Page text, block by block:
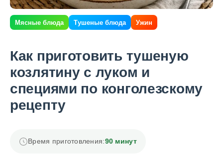
Мясные блюда Тушеные блюда Ужин
Как приготовить тушеную
козлятину с луком и
специями по конголезскому
рецепту
Время приготовления:90 минут